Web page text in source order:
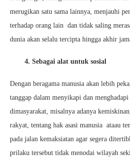
merugikan satu sama lainnya, menjauhi
terhadap orang lain dan tidak saling
dunia akan selalu tercipta hingga akhir
4. Sebagai alat untuk sosial
Dengan beragama manusia akan lebih
tanggap dalam menyikapi dan menghadapi
dimasyarakat, misalnya adanya
rakyat, tentang hak asasi manusia ataau
pada jalan kemaksiatan agar segera
prilaku tersebut tidak menodai wilayah